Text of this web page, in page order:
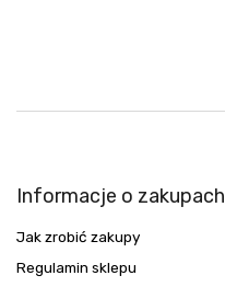
Informacje o zakupach
Jak zrobić zakupy
Regulamin sklepu